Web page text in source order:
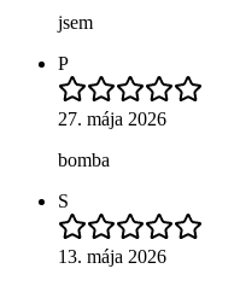
jsem
P
27. mája 2026
bomba
S
13. mája 2026